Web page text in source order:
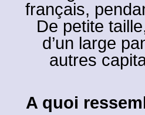
français,
De petite
d’un large
autres
A quoi